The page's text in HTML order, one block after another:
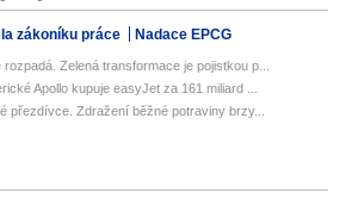
zákoníku práce Nadace EPCG
Zelená transformace je pojistkou p...
Apollo kupuje easyJet za 161 miliard ...
přezdívce. Zdražení běžné potraviny brzy...